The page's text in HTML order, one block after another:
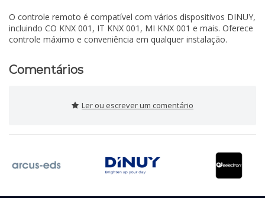
O controle remoto é compatível com vários dispositivos DINUY,
incluindo CO KNX 001, IT KNX 001, MI KNX 001 e mais. Oferece
controle máximo e conveniência em qualquer instalação.
Comentários
Ler ou escrever um comentário